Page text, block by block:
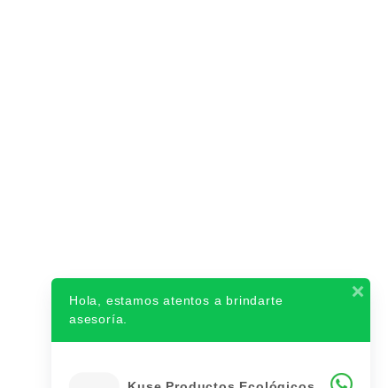
Hola, estamos atentos a brindarte
asesoría.